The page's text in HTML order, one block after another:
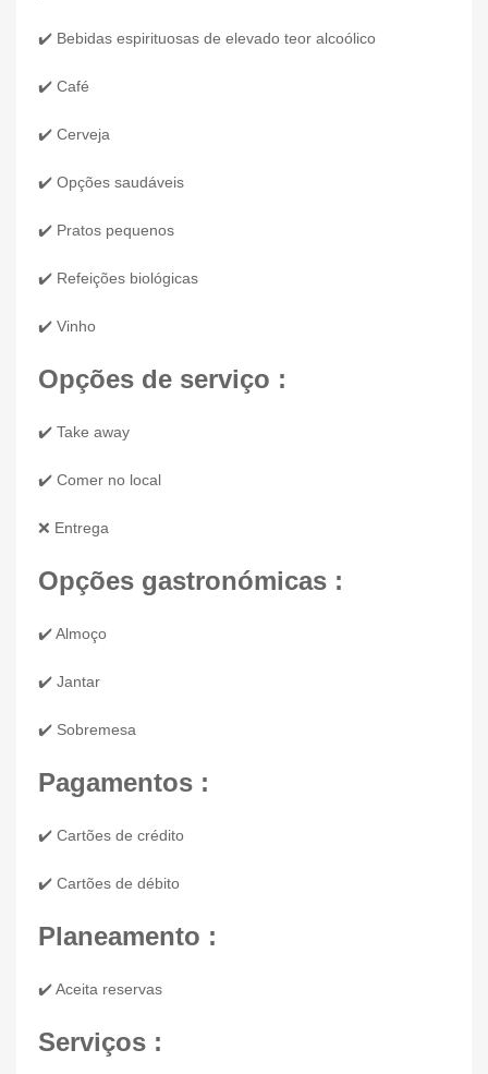
✔️ Bebidas espirituosas de elevado teor alcoólico
✔️ Café
✔️ Cerveja
✔️ Opções saudáveis
✔️ Pratos pequenos
✔️ Refeições biológicas
✔️ Vinho
Opções de serviço :
✔️ Take away
✔️ Comer no local
❌ Entrega
Opções gastronómicas :
✔️ Almoço
✔️ Jantar
✔️ Sobremesa
Pagamentos :
✔️ Cartões de crédito
✔️ Cartões de débito
Planeamento :
✔️ Aceita reservas
Serviços :